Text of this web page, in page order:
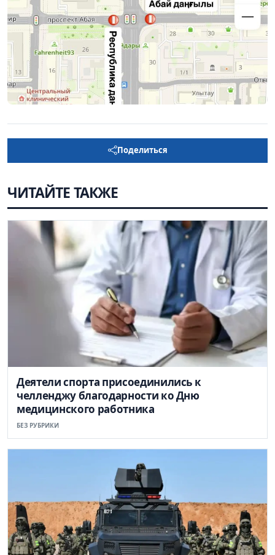
Поделиться
ЧИТАЙТЕ ТАКЖЕ
Деятели спорта присоединились к
челленджу благодарности ко Дню
медицинского работника
БЕЗ РУБРИКИ